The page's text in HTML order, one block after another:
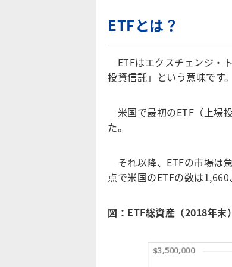
ETFとは？
ETFはエクスチェンジ・
投資信託」という意味です。
米国で最初のETF（上場
た。
それ以降、ETFの市場は
点で米国のETFの数は
図：ETF総資産（2018年末）